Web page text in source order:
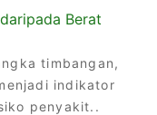
Berat
timbangan,
indikator
penyakit..